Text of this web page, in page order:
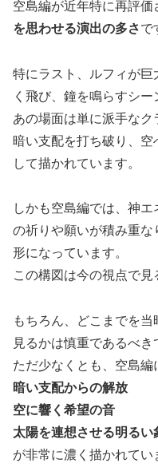
空島編が近年特に再評価
を思わせる演出の多さで
特にラスト、ルフィが
く飛び、鐘を鳴らすシー
あの場面は単に派手なク
暗い支配を打ち破り、
して描かれています。
しかも空島編では、神
の祈りや願いが積み重な
形になっています。
この構図は今の視点で見
もちろん、どこまでを
見るかは慎重であるべき
ただ少なくとも、空島編
暗い支配からの解放
空に響く希望の音
太陽を連想させる明るい
が非常に濃く描かれてい